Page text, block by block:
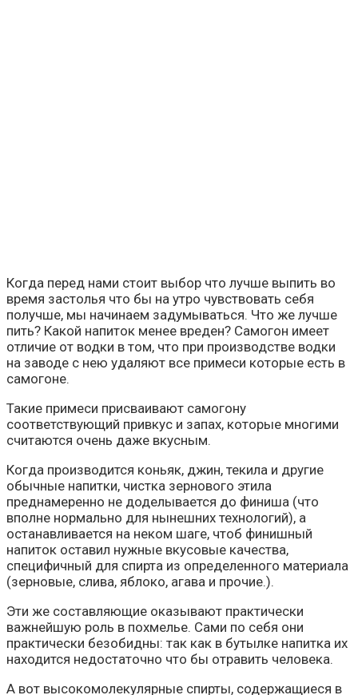
Когда перед нами стоит выбор что лучше выпить во
время застолья что бы на утро чувствовать себя
получше, мы начинаем задумываться. Что же лучше
пить? Какой напиток менее вреден? Самогон имеет
отличие от водки в том, что при производстве водки
на заводе с нею удаляют все примеси которые есть в
самогоне.
Такие примеси присваивают самогону
соответствующий привкус и запах, которые многими
считаются очень даже вкусным.
Когда производится коньяк, джин, текила и другие
обычные напитки, чистка зернового этила
преднамеренно не доделывается до финиша (что
вполне нормально для нынешних технологий), а
останавливается на неком шаге, чтоб финишный
напиток оставил нужные вкусовые качества,
специфичный для спирта из определенного материала
(зерновые, слива, яблоко, агава и прочие.).
Эти же составляющие оказывают практически
важнейшую роль в похмелье. Сами по себя они
практически безобидны: так как в бутылке напитка их
находится недостаточно что бы отравить человека.
А вот высокомолекулярные спирты, содержащиеся в